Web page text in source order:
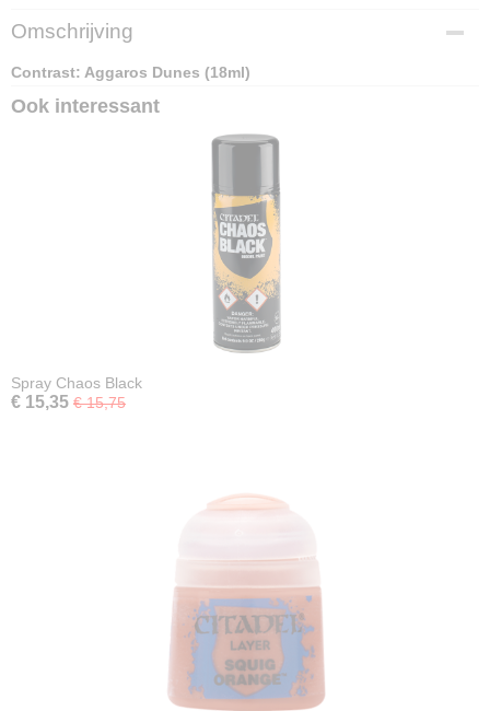
EAN code
5011921185511
Omschrijving
Contrast: Aggaros Dunes (18ml)
Ook interessant
Spray Chaos Black
€ 15,35 € 15,75